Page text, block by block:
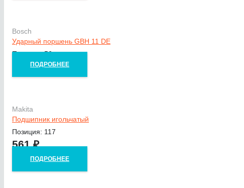
Bosch
Ударный поршень GBH 11 DE
Позиция: 56
ПОДРОБНЕЕ
Makita
Подшипник игольчатый
Позиция: 117
561₽
ПОДРОБНЕЕ